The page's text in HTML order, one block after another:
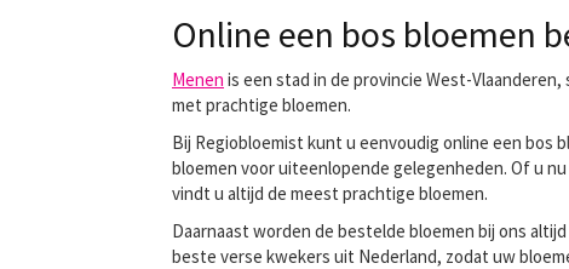
Online een bos bloemen
Menen is een stad in de provincie West-
met prachtige bloemen.
Bij Regiobloemist kunt u eenvoudig online een bos
bloemen voor uiteenlopende gelegenheden. Of u
vindt u altijd de meest prachtige bloemen.
Daarnaast worden de bestelde bloemen bij ons
beste verse kwekers uit Nederland, zodat uw